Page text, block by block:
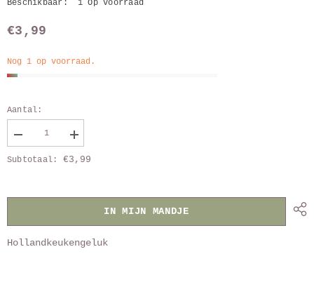
Beschikbaar: 1 Op voorraad
€3,99
Nog 1 op voorraad.
Aantal:
aantal
van
Vergroot
aantal
van
Subtotaal: €3,99
IN MIJN MANDJE
Hollandkeukengeluk